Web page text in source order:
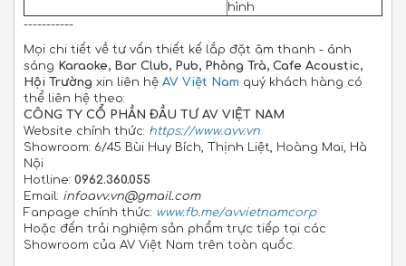
hình
-----------
Mọi chi tiết về tư vấn thiết kế lắp đặt âm thanh - ánh
sáng Karaoke, Bar Club, Pub, Phòng Trà, Cafe Acoustic,
Hội Trường xin liên hệ AV Việt Nam quý khách hàng có
thể liên hệ theo:
CÔNG TY CỔ PHẦN ĐẦU TƯ AV VIỆT NAM
Website chính thức: https://www.avv.vn
Showroom: 6/45 Bùi Huy Bích, Thịnh Liệt, Hoàng Mai, Hà
Nội
Hotline: 0962.360.055
Email: infoavv.vn@gmail.com
Fanpage chính thức: www.fb.me/avvietnamcorp
Hoặc đến trải nghiệm sản phẩm trực tiếp tại các
Showroom của AV Việt Nam trên toàn quốc.